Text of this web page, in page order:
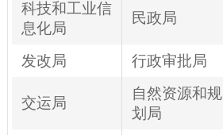
科技和工业信
息化局
民政局
发改局 行政审批局
交运局
自然资源和规
划局